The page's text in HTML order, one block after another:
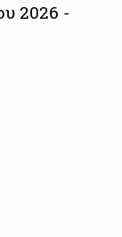
2026 -